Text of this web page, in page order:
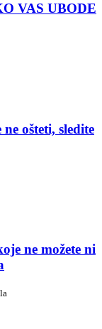
VAS UBODE
ošteti, sledite
ne možete ni